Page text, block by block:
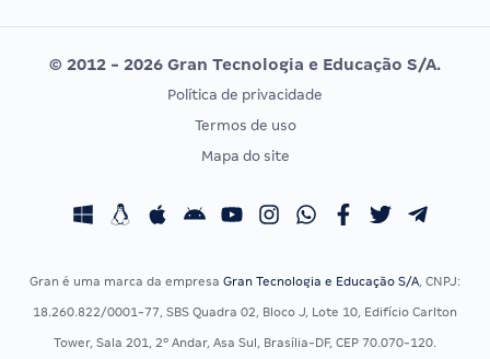
Editais publicados
Vunesp
CONCURSOS POR PROFISSÃO
Concursos Fiscais
EXAME DE ORDEM
Calendário OAB
© 2012 - 2026 Gran Tecnologia e Educação S/A.
Política de privacidade
Termos de uso
Mapa do site
Gran é uma marca da empresa Gran Tecnologia e Educação S/A, CNPJ:
18.260.822/0001-77, SBS Quadra 02, Bloco J, Lote 10, Edifício Carlton
Tower, Sala 201, 2º Andar, Asa Sul, Brasília-DF, CEP 70.070-120.